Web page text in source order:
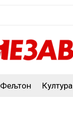
Фељтон Култура